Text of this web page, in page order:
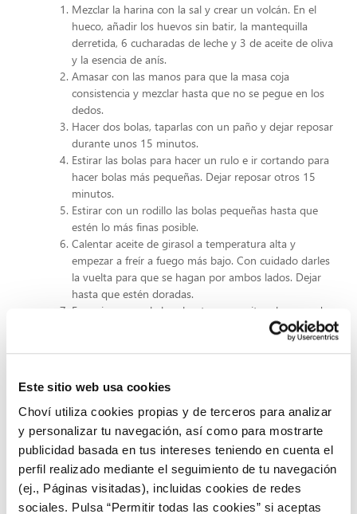
Este sitio web usa cookies
Choví utiliza cookies propias y de terceros para analizar
y personalizar tu navegación, así como para mostrarte
publicidad basada en tus intereses teniendo en cuenta el
perfil realizado mediante el seguimiento de tu navegación
(ej., Páginas visitadas), incluidas cookies de redes
sociales. Pulsa “Permitir todas las cookies” si aceptas
Mezclar la harina con la sal y crear un volcán. En el
hueco, añadir los huevos sin batir, la mantequilla
derretida, 6 cucharadas de leche y 3 de aceite de oliva
y la esencia de anís.
Amasar con las manos para que la masa coja
consistencia y mezclar hasta que no se pegue en los
dedos.
Hacer dos bolas, taparlas con un paño y dejar reposar
durante unos 15 minutos.
Estirar las bolas para hacer un rulo e ir cortando para
hacer bolas más pequeñas. Dejar reposar otros 15
minutos.
Estirar con un rodillo las bolas pequeñas hasta que
estén lo más finas posible.
Calentar aceite de girasol a temperatura alta y
empezar a freír a fuego más bajo. Con cuidado darles
la vuelta para que se hagan por ambos lados. Dejar
hasta que estén doradas.
Escurrir en papel absorbente para quitar el exceso de
Cuando estén templadas espolvorear azúcar glass y
Receta de tortitas de Carnaval de
calabaza
Una variante de estás tortitas de carnaval son las tortitas de
calabaza y son típicas de las Islas Canarias. Y no sólo se
consumen en febrero con los carnavales, sino que se han
convertido en un producto de consumo habitual.